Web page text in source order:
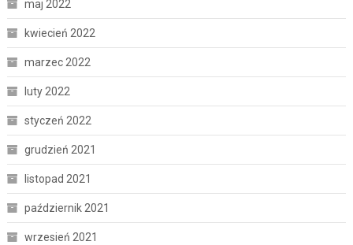
maj 2022
kwiecień 2022
marzec 2022
luty 2022
styczeń 2022
grudzień 2021
listopad 2021
październik 2021
wrzesień 2021